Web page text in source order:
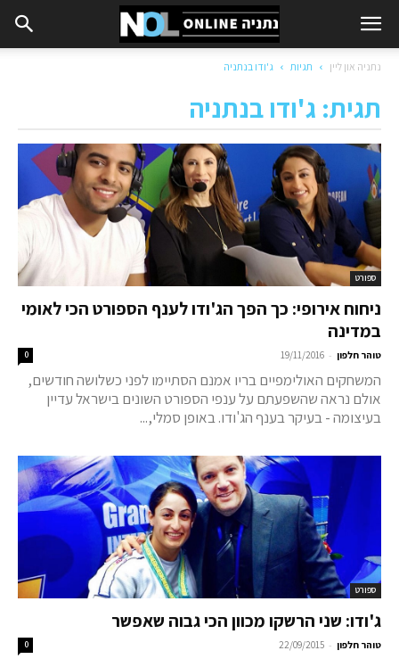
נתניה און ליין תגיות ג'ודו בנתניה
תגית: ג'ודו בנתניה
ספורט
ניחוח אירופי: כך הפך הג'ודו לענף הספורט הכי לאומי
במדינה
טוהר חלפון -
19/11/2016
0
המשחקים האולימפיים בריו אמנם הסתיימו לפני כשלושה חודשים,
אולם נראה שהשפעתם על ענפי הספורט השונים בישראל עדיין
בעיצומה - בעיקר בענף הג'ודו. באופן סמלי,...
ספורט
ג'ודו: שני הרשקו מכוון הכי גבוה שאפשר
טוהר חלפון -
22/09/2015
0